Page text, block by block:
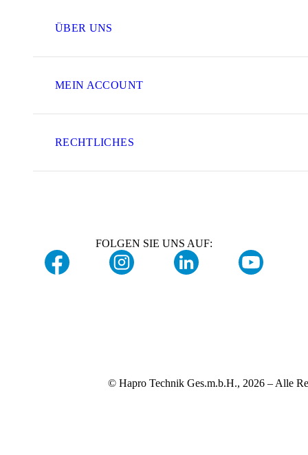
ÜBER UNS
MEIN ACCOUNT
RECHTLICHES
FOLGEN SIE UNS AUF:
© Hapro Technik Ges.m.b.H., 2026 – Alle